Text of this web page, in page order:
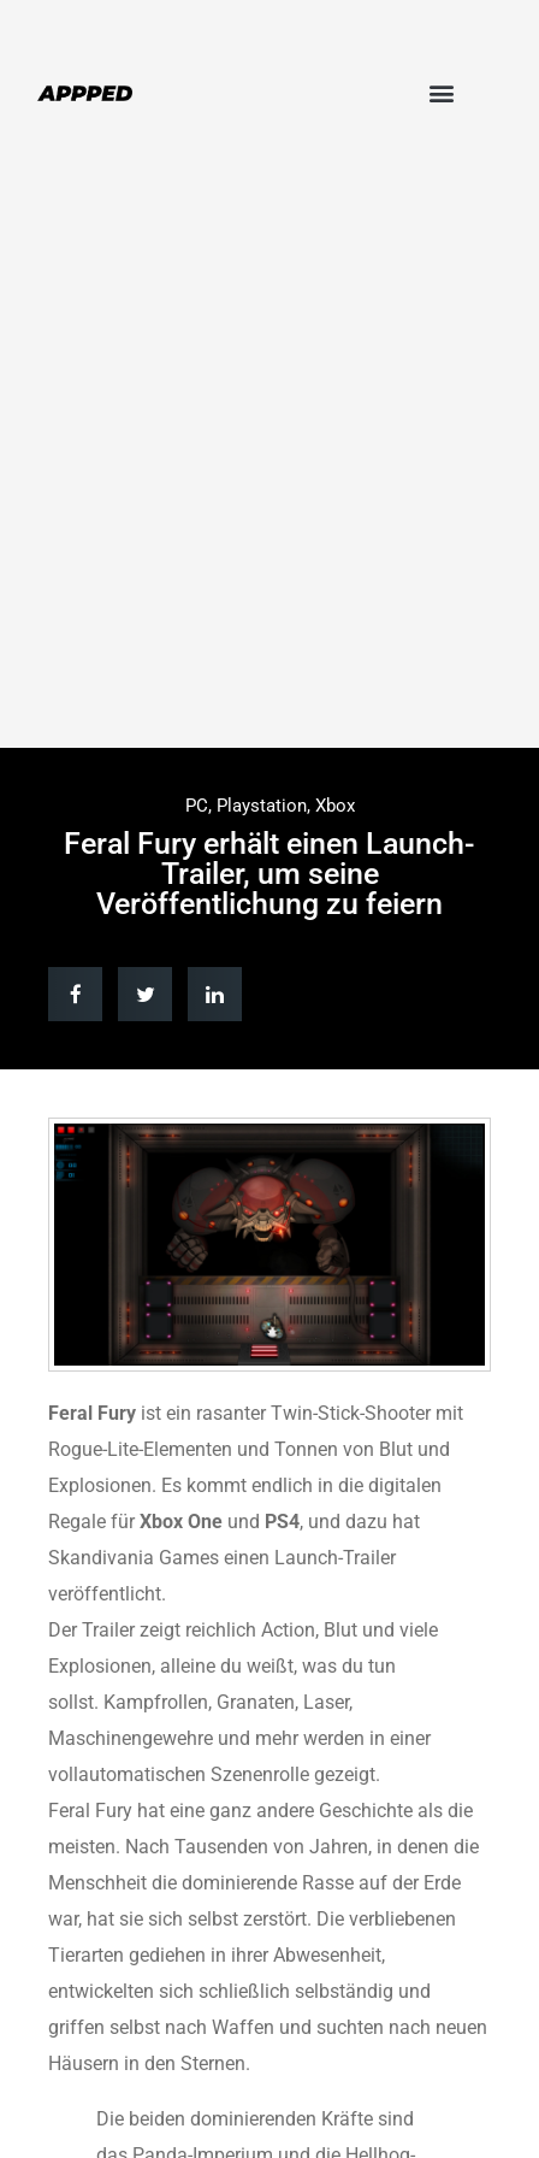
PC, Playstation, Xbox
Feral Fury erhält einen Launch-
Trailer, um seine
Veröffentlichung zu feiern
Feral Fury ist ein rasanter Twin-Stick-Shooter mit
Rogue-Lite-Elementen und Tonnen von Blut und
Explosionen. Es kommt endlich in die digitalen
Regale fürXbox One und PS4, und dazu hat
Skandivania Games einen Launch-Trailer
veröffentlicht.
Der Trailer zeigt reichlich Action, Blut und viele
Explosionen, alleine du weißt, was du tun
sollst. Kampfrollen, Granaten, Laser,
Maschinengewehre und mehr werden in einer
vollautomatischen Szenenrolle gezeigt.
Feral Fury hat eine ganz andere Geschichte als die
meisten. Nach Tausenden von Jahren, in denen die
Menschheit die dominierende Rasse auf der Erde
war, hat sie sich selbst zerstört. Die verbliebenen
Tierarten gediehen in ihrer Abwesenheit,
entwickelten sich schließlich selbständig und
griffen selbst nach Waffen und suchten nach neuen
Häusern in den Sternen.
Die beiden dominierenden Kräfte sind